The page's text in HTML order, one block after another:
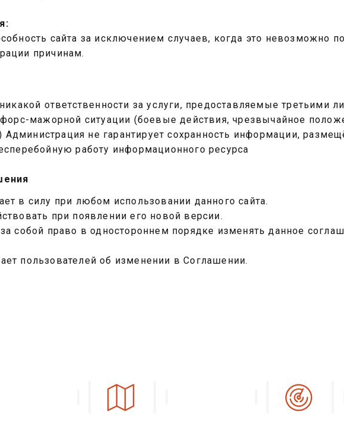
сайта за исключением случаев, когда это невозможно по
причинам.
ответственности за услуги, предоставляемые третьими
мажорной ситуации (боевые действия, чрезвычайное
Администрация не гарантирует сохранность информации,
работу информационного ресурса
в силу при любом использовании данного сайта.
при появлении его новой версии.
собой право в одностороннем порядке изменять данное
пользователей об изменении в Соглашении.